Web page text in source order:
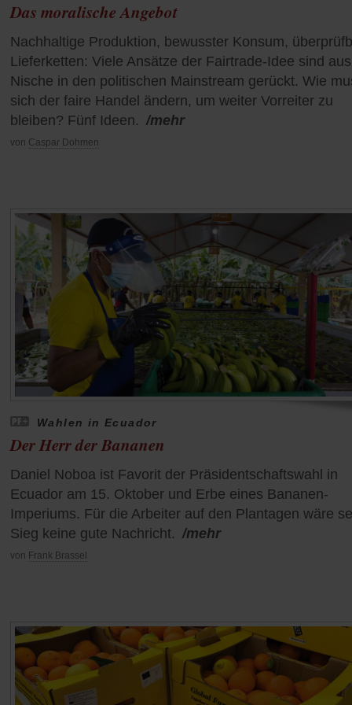
Das moralische Angebot
Nachhaltige Produktion, bewusster Konsum,
Lieferketten: Viele Ansätze der Fairtrade-Idee sind
Nische in den politischen Mainstream gerückt. Wie
sich der faire Handel ändern, um weiter Vorreiter zu
bleiben? Fünf Ideen. /mehr
von Caspar Dohmen
Wahlen in Ecuador
Der Herr der Bananen
Daniel Noboa ist Favorit der Präsidentschaftswahl in
Ecuador am 15. Oktober und Erbe eines Bananen-
Imperiums. Für die Arbeiter auf den Plantagen wäre
Sieg keine gute Nachricht. /mehr
von Frank Brassel